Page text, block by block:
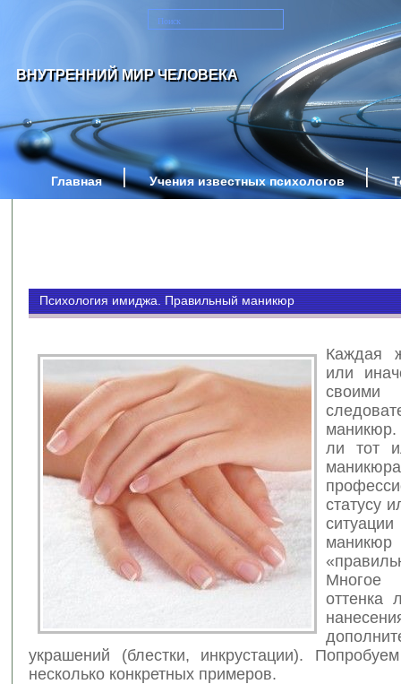
ВНУТРЕННИЙ МИР ЧЕЛОВЕКА
Главная Учения известных психологов
Психология имиджа. Правильный маникюр
Каждая
или
ли тот
статусу
маникюр
Многое
оттенка
украшений (блестки, инкрустации).
несколько конкретных примеров.